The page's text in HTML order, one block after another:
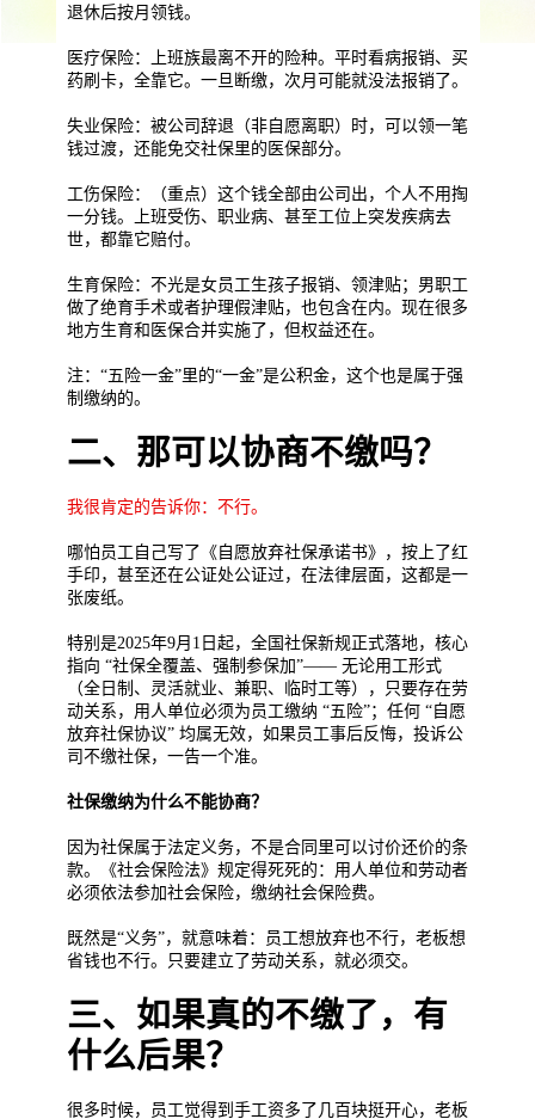
退休后按月领钱。
医疗保险：上班族最离不开的险种。平时看病报销、买
药刷卡，全靠它。一旦断缴，次月可能就没法报销了。
失业保险：被公司辞退（非自愿离职）时，可以领一笔
钱过渡，还能免交社保里的医保部分。
工伤保险：（重点）这个钱全部由公司出，个人不用掏
一分钱。上班受伤、职业病、甚至工位上突发疾病去
世，都靠它赔付。
生育保险：不光是女员工生孩子报销、领津贴；男职工
做了绝育手术或者护理假津贴，也包含在内。现在很多
地方生育和医保合并实施了，但权益还在。
注：“五险一金”里的“一金”是公积金，这个也是属于强
制缴纳的。
二、那可以协商不缴吗？
我很肯定的告诉你：不行。
哪怕员工自己写了《自愿放弃社保承诺书》，按上了红
手印，甚至还在公证处公证过，在法律层面，这都是一
张废纸。
特别是2025年9月1日起，全国社保新规正式落地，核心
指向 “社保全覆盖、强制参保加”—— 无论用工形式
（全日制、灵活就业、兼职、临时工等），只要存在劳
动关系，用人单位必须为员工缴纳 “五险”；任何 “自愿
放弃社保协议” 均属无效，如果员工事后反悔，投诉公
司不缴社保，一告一个准。
社保缴纳为什么不能协商？
因为社保属于法定义务，不是合同里可以讨价还价的条
款。《社会保险法》规定得死死的：用人单位和劳动者
必须依法参加社会保险，缴纳社会保险费。
既然是“义务”，就意味着：员工想放弃也不行，老板想
省钱也不行。只要建立了劳动关系，就必须交。
三、如果真的不缴了，有
什么后果？
很多时候，员工觉得到手工资多了几百块挺开心，老板